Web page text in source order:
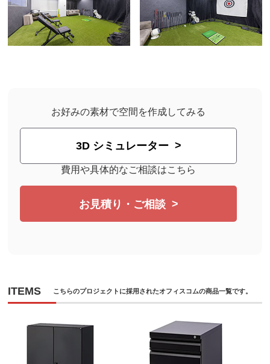
お好みの素材で空間を作成してみる
3D シミュレーター
費用や具体的なご相談はこちら
お見積り・ご相談
ITEMS こちらのプロジェクトに採用されたオフィスコムの商品一覧です。